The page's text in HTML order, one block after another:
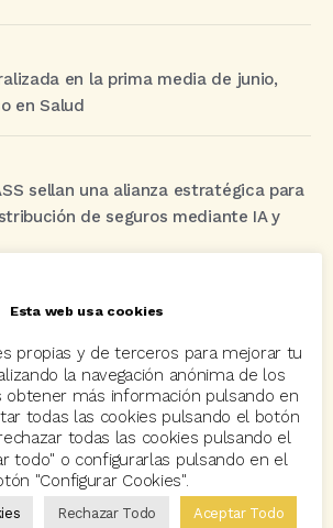
en la prima media de junio,
en Salud
sellan una alianza estratégica para
de seguros mediante IA y
Allianz asisa autos
Sales Manager ayudas Bcover
Codeoscopic Academy
Coverize Decesos
Esta web usa cookies
propias y de terceros para mejorar tu
la navegación anónima de los
obtener más información pulsando en
todas las cookies pulsando el botón
todas las cookies pulsando el
todo" o configurarlas pulsando en el
"Configurar Cookies".
Rechazar Todo Aceptar Todo